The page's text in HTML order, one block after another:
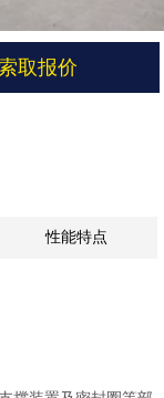
取报价
性能特点